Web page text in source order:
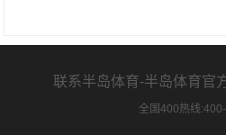
联系半岛体育-半岛体育官
全国400热线